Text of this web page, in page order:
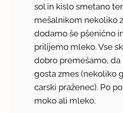
sol in kislo smetano
mešalnikom nekoliko
dodamo še pšenično
prilijemo mleko. Vse
dobro premešamo, da
gosta zmes (nekoliko
carski praženec). Po
moko ali mleko.